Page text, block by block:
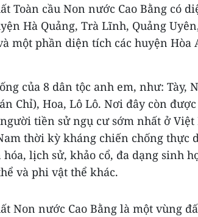
Toàn cầu Non nước Cao Bằng có
Hà Quảng, Trà Lĩnh, Quảng
một phần diện tích các huyện Hòa
của 8 dân tộc anh em, như: Tày,
Chỉ), Hoa, Lô Lô. Nơi đây còn
tiền sử ngụ cư sớm nhất ở Việt
thời kỳ kháng chiến chống thực
lịch sử, khảo cổ, đa dạng sinh
và phi vật thể khác.
Non nước Cao Bằng là một vùng